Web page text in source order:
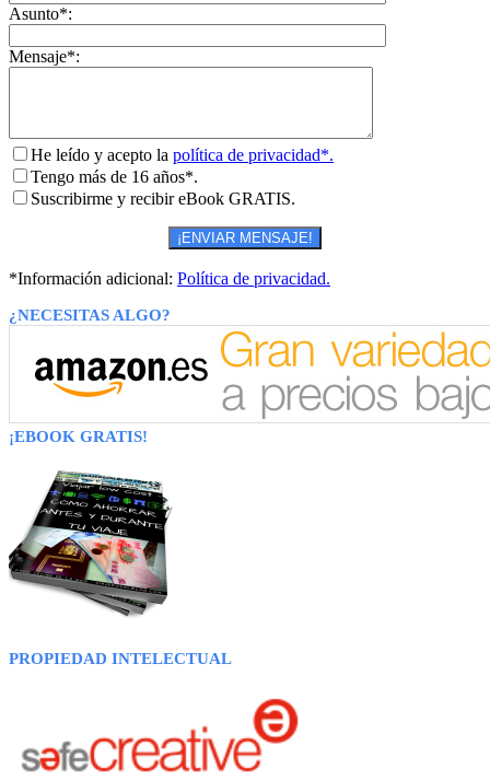
Asunto*:
Mensaje*:
He leído y acepto la política de privacidad*.
Tengo más de 16 años*.
Suscribirme y recibir eBook GRATIS.
*Información adicional: Política de privacidad.
¿NECESITAS ALGO?
¡EBOOK GRATIS!
PROPIEDAD INTELECTUAL